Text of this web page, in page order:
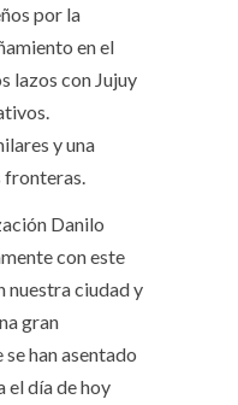
por la
en el
lazos con Jujuy
y una
fronteras.
Danilo
con este
nuestra ciudad y
gran
han asentado
el día de hoy